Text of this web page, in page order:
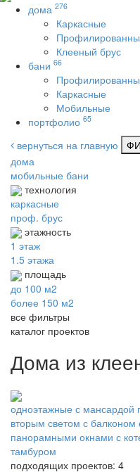
дома 276
Каркасные
Клееный брус
бани 66
Каркасные
Мобильные
портфолио 65
вернуться на главную
дома
мобильные бани
технология
каркасные
проф. брус
этажность
1 этаж
1.5 этажа
площадь
до 100 м2
более 150 м2
все фильтры
каталог проектов
Дома из
одноэтажные с мансардой
вторым светом с балконом
панорамными окнами с
тамбуром
подходящих проектов: 4